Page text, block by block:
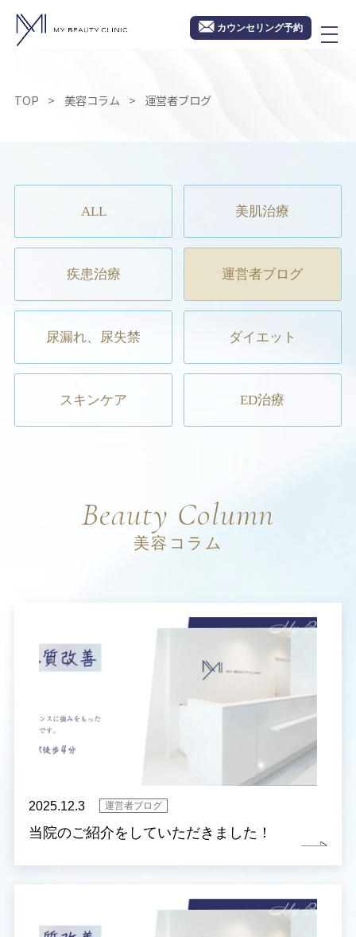
カウンセリング予約
TOP 美容コラム 運営者ブログ
ALL 美肌治療
疾患治療 運営者ブログ
尿漏れ、尿失禁 ダイエット
スキンケア ED治療
Beauty Column
美容コラム
2025.12.3 運営者ブログ
当院のご紹介をしていただきました！